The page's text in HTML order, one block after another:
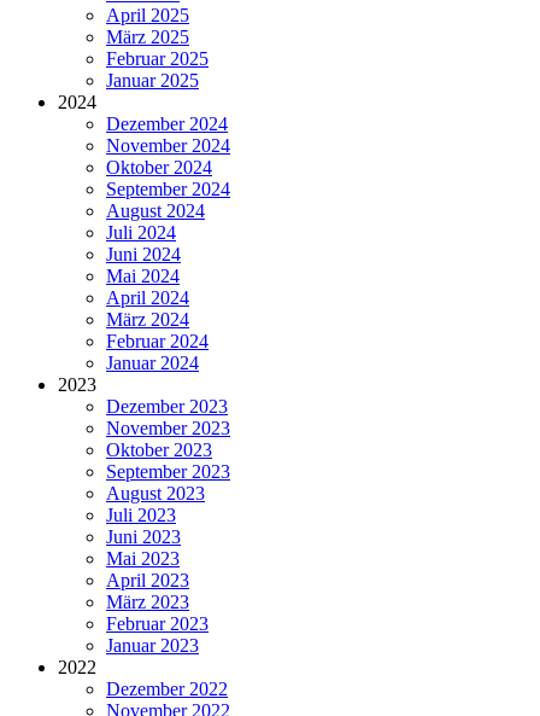
April 2025
März 2025
Februar 2025
Januar 2025
2024
Dezember 2024
November 2024
Oktober 2024
September 2024
August 2024
Juli 2024
Juni 2024
Mai 2024
April 2024
März 2024
Februar 2024
Januar 2024
2023
Dezember 2023
November 2023
Oktober 2023
September 2023
August 2023
Juli 2023
Juni 2023
Mai 2023
April 2023
März 2023
Februar 2023
Januar 2023
2022
Dezember 2022
November 2022